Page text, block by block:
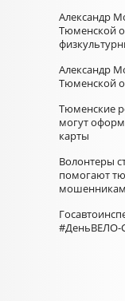
Александр
Тюменской
Александр
Тюменской
Тюменские
могут
карты
Волонтеры
помогают
мошенникам
#ДеньВЕЛО-